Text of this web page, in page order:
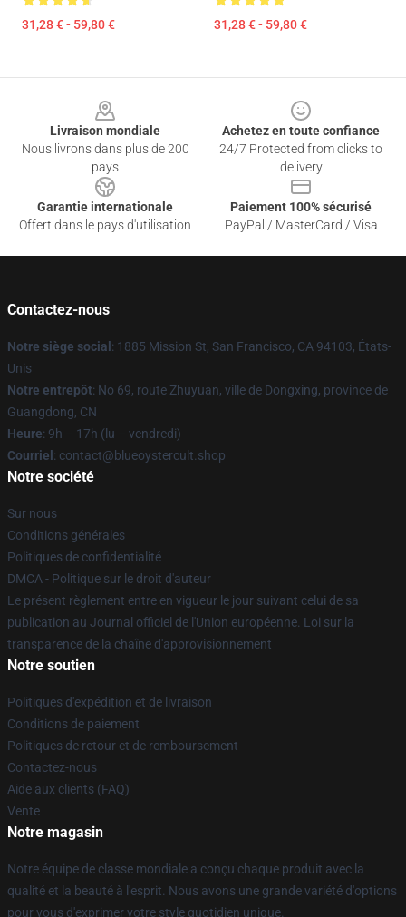
31,28 € - 59,80 € 31,28 € - 59,80 €
Livraison mondiale
Nous livrons dans plus de 200
pays
Achetez en toute confiance
24/7 Protected from clicks to
delivery
Garantie internationale
Offert dans le pays d'utilisation
Paiement 100% sécurisé
PayPal / MasterCard / Visa
Contactez-nous
Notre siège social : 1885 Mission St, San Francisco, CA 94103, États-
Unis
Notre entrepôt: No 69, route Zhuyuan, ville de Dongxing, province de
Guangdong, CN
Heure: 9h – 17h (lu – vendredi)
Courriel : contact@blueoystercult.shop
Notre société
Sur nous
Conditions générales
Politiques de confidentialité
DMCA - Politique sur le droit d'auteur
Le présent règlement entre en vigueur le jour suivant celui de sa
publication au Journal officiel de l'Union européenne. Loi sur la
transparence de la chaîne d'approvisionnement
Notre soutien
Politiques d'expédition et de livraison
Conditions de paiement
Politiques de retour et de remboursement
Contactez-nous
Aide aux clients (FAQ)
Vente
Notre magasin
Notre équipe de classe mondiale a conçu chaque produit avec la
qualité et la beauté à l'esprit. Nous avons une grande variété d'options
pour vous d'exprimer votre style quotidien unique.